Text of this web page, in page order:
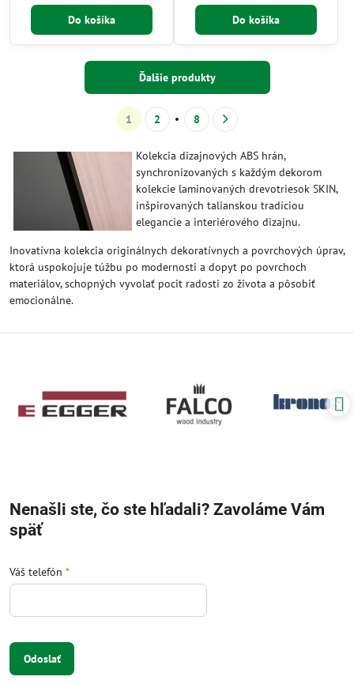
Do košíka Do košíka
Ďalšie produkty
1 2 8
Kolekcia dizajnových ABS hrán,
synchronizovaných s každým dekorom
kolekcie laminovaných drevotriesok SKIN,
inšpirovaných talianskou tradíciou
elegancie a interiérového dizajnu.
Inovatívna kolekcia originálnych dekoratívnych a povrchových úprav,
ktorá uspokojuje túžbu po modernosti a dopyt po povrchoch
materiálov, schopných vyvolať pocit radosti zo života a pôsobiť
emocionálne.
Nenašli ste, čo ste hľadali? Zavoláme Vám
späť
Váš telefón *
Odoslať